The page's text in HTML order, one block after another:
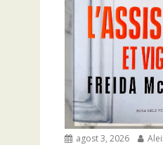
agost 3, 2026